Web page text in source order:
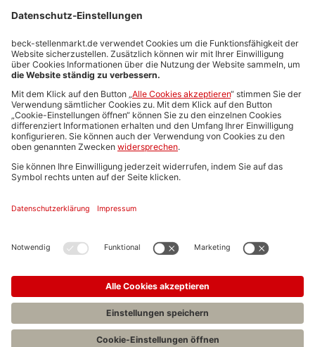
Stellenmarktpreise
Anzeigen-AGB
Media-Daten
Newsletteranmeldung
Produktübersicht
ALLGEMEIN
FAQs
Impressum
Stellenangebote C.H.BECK